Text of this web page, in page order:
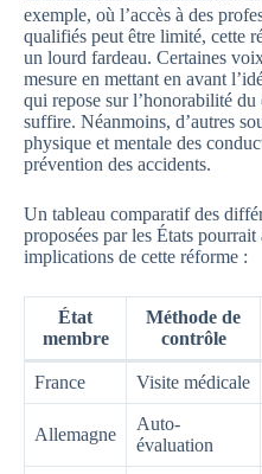
exemple, où l’accès à des
qualifiés peut être limité, cette
un lourd fardeau. Certaines
mesure en mettant en avant
qui repose sur l’honorabilité
suffire. Néanmoins, d’autres
physique et mentale des
prévention des accidents.
Un tableau comparatif des
proposées par les États
implications de cette réforme :
État
membre
Méthode de
contrôle
France Visite médicale
Allemagne
Auto-
évaluation